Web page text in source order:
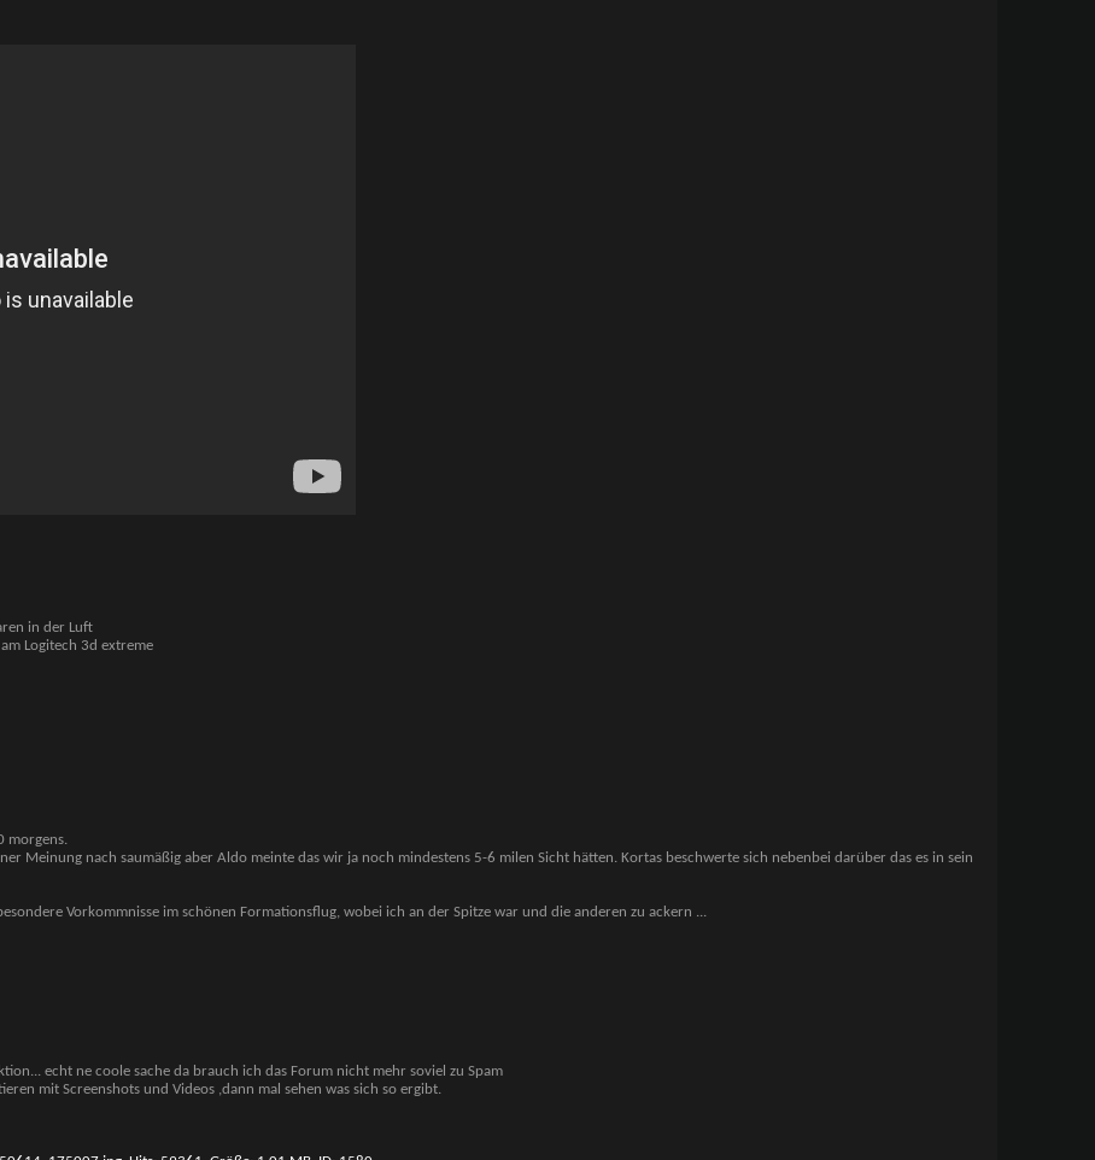
in der Luft
Logitech 3d extreme
morgens.
Meinung nach saumäßig aber Aldo meinte das wir ja noch mindestens 5-6 milen Sicht hätten. Kortas beschwerte sich nebenbei darüber das es in sein
Vorkommnisse im schönen Formationsflug, wobei ich an der Spitze war und die anderen zu ackern ...
echt ne coole sache da brauch ich das Forum nicht mehr soviel zu Spam
mit Screenshots und Videos ,dann mal sehen was sich so ergibt.